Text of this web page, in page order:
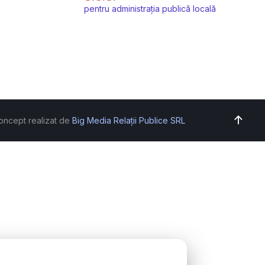
pentru administrația publică locală
realizat de Big Media Relații Publice SRL